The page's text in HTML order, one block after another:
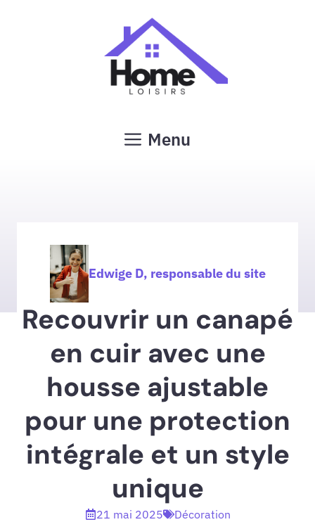
Menu
Edwige D, responsable du site
Recouvrir un canapé
en cuir avec une
housse ajustable
pour une protection
intégrale et un style
unique
21 mai 2025 Décoration